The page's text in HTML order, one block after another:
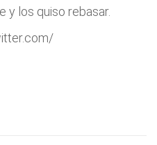
y los quiso rebasar.